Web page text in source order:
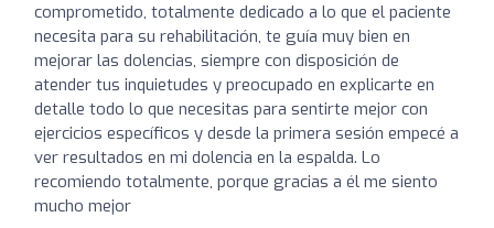
comprometido, totalmente dedicado a lo que el paciente
necesita para su rehabilitación, te guía muy bien en
mejorar las dolencias, siempre con disposición de
atender tus inquietudes y preocupado en explicarte en
detalle todo lo que necesitas para sentirte mejor con
ejercicios específicos y desde la primera sesión empecé a
ver resultados en mi dolencia en la espalda. Lo
recomiendo totalmente, porque gracias a él me siento
mucho mejor